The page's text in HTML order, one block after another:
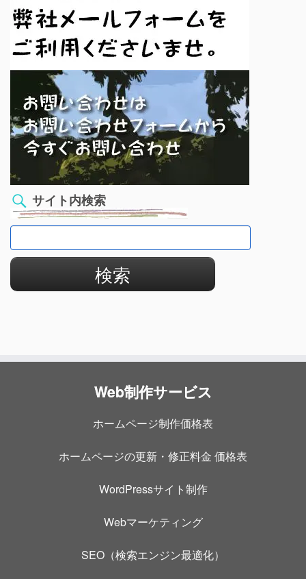
サイト内検索
検
索:
Web制作サービス
ホームページ制作価格表
ホームページの更新・修正料金 価格表
WordPressサイト制作
Webマーケティング
SEO（検索エンジン最適化）